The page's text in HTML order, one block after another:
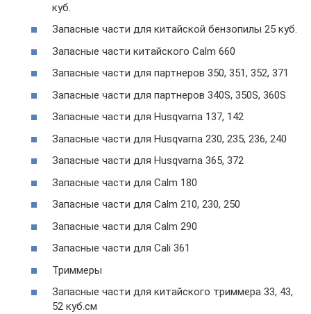
куб.
Запасные части для китайской бензопилы 25 куб.
Запасные части китайского Calm 660
Запасные части для партнеров 350, 351, 352, 371
Запасные части для партнеров 340S, 350S, 360S
Запасные части для Husqvarna 137, 142
Запасные части для Husqvarna 230, 235, 236, 240
Запасные части для Husqvarna 365, 372
Запасные части для Calm 180
Запасные части для Calm 210, 230, 250
Запасные части для Calm 290
Запасные части для Cali 361
Триммеры
Запасные части для китайского триммера 33, 43,
52 куб.см